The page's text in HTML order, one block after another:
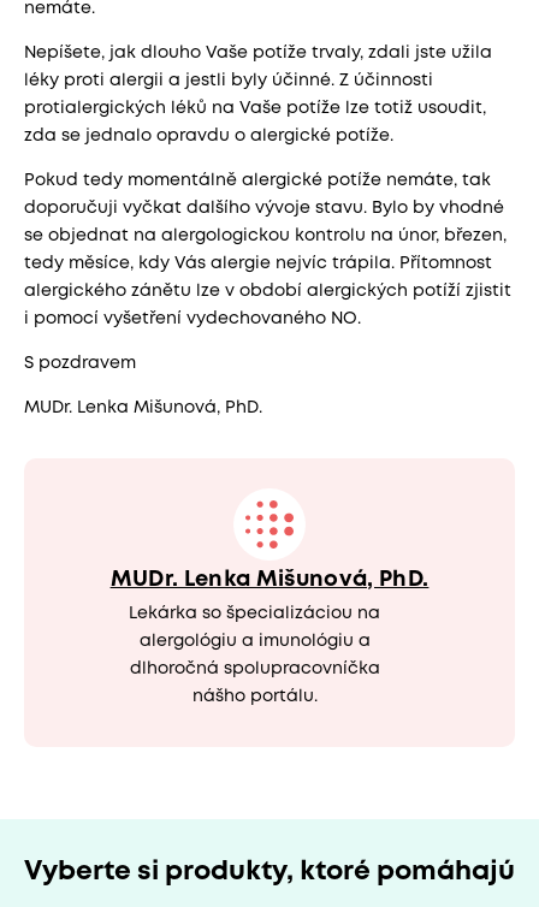
nemáte.
Nepíšete, jak dlouho Vaše potíže trvaly, zdali jste užila
léky proti alergii a jestli byly účinné. Z účinnosti
protialergických léků na Vaše potíže lze totiž usoudit,
zda se jednalo opravdu o alergické potíže.
Pokud tedy momentálně alergické potíže nemáte, tak
doporučuji vyčkat dalšího vývoje stavu. Bylo by vhodné
se objednat na alergologickou kontrolu na únor, březen,
tedy měsíce, kdy Vás alergie nejvíc trápila. Přítomnost
alergického zánětu lze v období alergických potíží zjistit
i pomocí vyšetření vydechovaného NO.
S pozdravem
MUDr. Lenka Mišunová, PhD.
MUDr. Lenka Mišunová, PhD.
Lekárka so špecializáciou na
alergológiu a imunológiu a
dlhoročná spolupracovníčka
nášho portálu.
Vyberte si produkty, ktoré pomáhajú